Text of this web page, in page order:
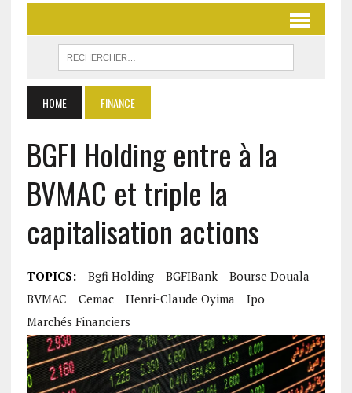
HOME FINANCE
BGFI Holding entre à la
BVMAC et triple la
capitalisation actions
TOPICS: Bgfi Holding BGFIBank
Bourse Douala
BVMAC
Cemac Henri-Claude Oyima
Ipo
Marchés Financiers